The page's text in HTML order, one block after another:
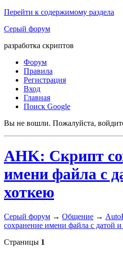
Перейти к содержимому раздела
Серый форум
разработка скриптов
Форум
Правила
Регистрация
Вход
Главная
Поиск Google
Вы не вошли. Пожалуйста,
AHK: Скрипт
имени файла с
хоткею
Серый форум → Общение →
сохранение имени файла с датой
Страницы 1